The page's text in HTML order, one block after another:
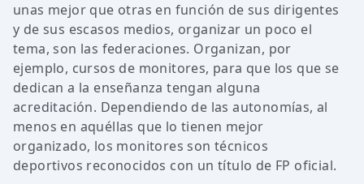
unas mejor que otras en función de sus dirigentes
y de sus escasos medios, organizar un poco el
tema, son las federaciones. Organizan, por
ejemplo, cursos de monitores, para que los que se
dedican a la enseñanza tengan alguna
acreditación. Dependiendo de las autonomías, al
menos en aquéllas que lo tienen mejor
organizado, los monitores son técnicos
deportivos reconocidos con un título de FP oficial.